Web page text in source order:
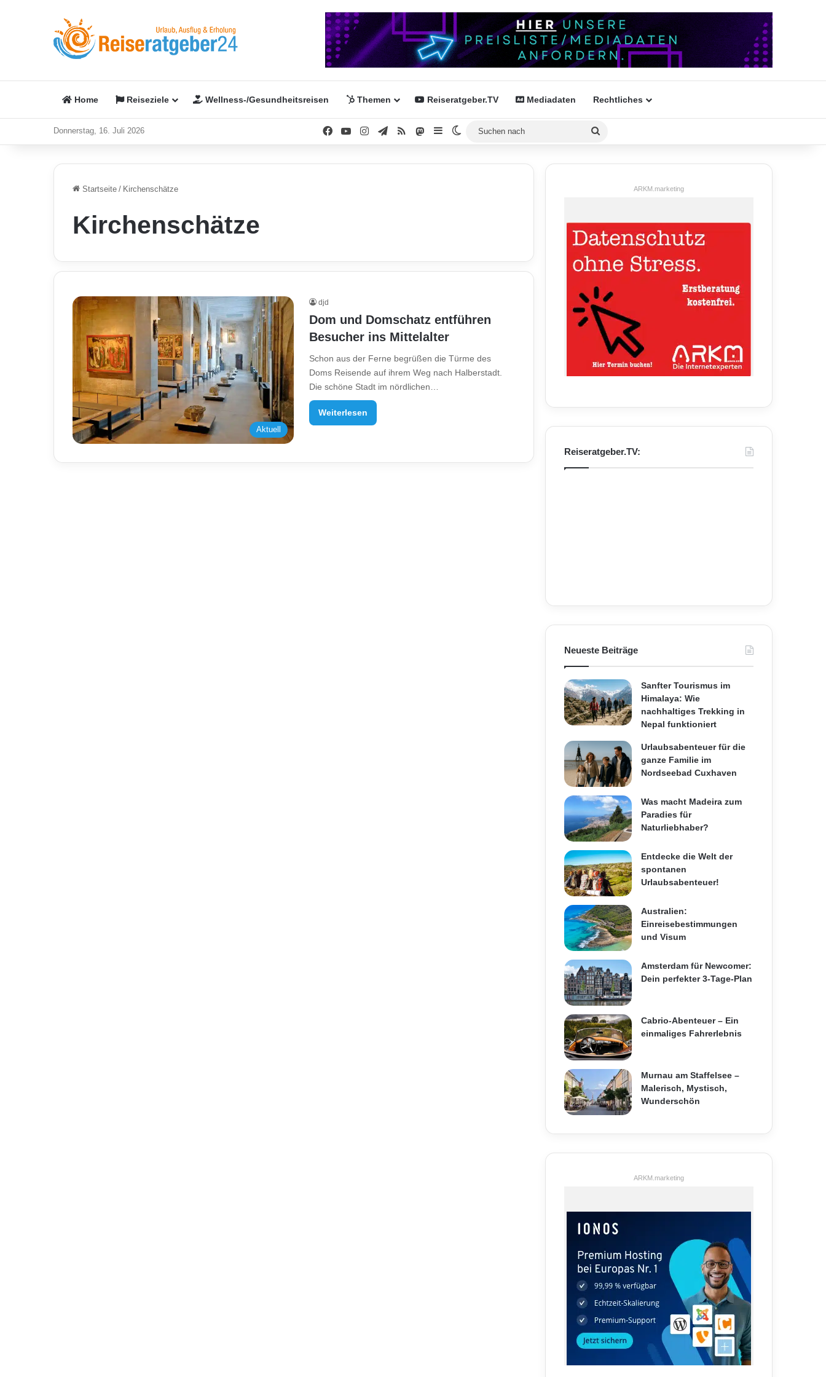
Home Reiseziele Wellness-/Gesundheitsreisen Themen Reiseratgeber.TV Mediadaten Rechtliches
Donnerstag, 16. Juli 2026 FacebookYouTubeInstagramTelegram
RSS Mastodon
SidebarSkin umschalten
Startseite / Kirchenschätze
Kirchenschätze
Aktuell
djd
Dom und Domschatz entführen
Besucher ins Mittelalter
Schon aus der Ferne begrüßen die Türme des
Doms Reisende auf ihrem Weg nach Halberstadt.
Die schöne Stadt im nördlichen…
Weiterlesen
ARKM.marketing
Reiseratgeber.TV:
Neueste Beiträge
Sanfter Tourismus im
Himalaya: Wie
nachhaltiges Trekking in
Nepal funktioniert
Urlaubsabenteuer für die
ganze Familie im
Nordseebad Cuxhaven
Was macht Madeira zum
Paradies für
Naturliebhaber?
Entdecke die Welt der
spontanen
Urlaubsabenteuer!
Australien:
Einreisebestimmungen
und Visum
Amsterdam für Newcomer:
Dein perfekter 3-Tage-Plan
Cabrio-Abenteuer – Ein
einmaliges Fahrerlebnis
Murnau am Staffelsee –
Malerisch, Mystisch,
Wunderschön
ARKM.marketing